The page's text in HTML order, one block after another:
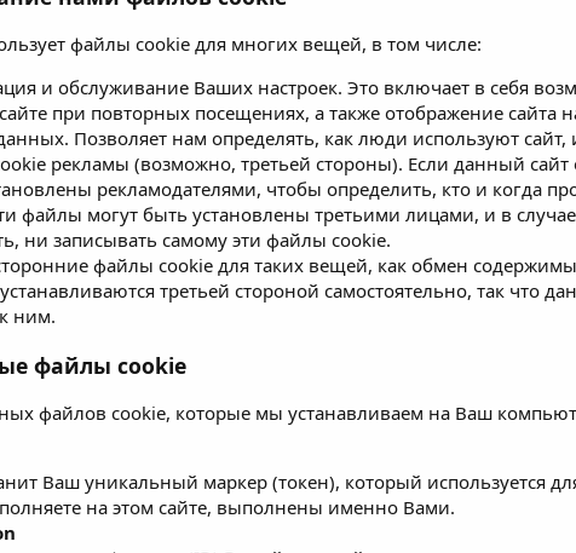
файлы cookie для многих вещей, в том числе:
и обслуживание Ваших настроек. Это включает в себя
при повторных посещениях, а также отображение сайта
Позволяет нам определять, как люди используют
рекламы (возможно, третьей стороны). Если данный сайт
рекламодателями, чтобы определить, кто и когда
файлы могут быть установлены третьими лицами, и в
ни записывать самому эти файлы cookie.
файлы cookie для таких вещей, как обмен
третьей стороной самостоятельно, так что
ним.
файлы cookie
файлов cookie, которые мы устанавливаем на Ваш
Ваш уникальный маркер (токен), который используется
на этом сайте, выполнены именно Вами.